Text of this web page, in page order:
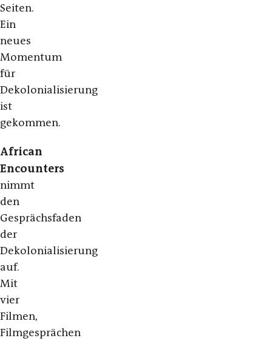
Seiten.
Ein
neues
Momentum
für
Dekolonialisierung
ist
gekommen.
African
Encounters
nimmt
den
Gesprächsfaden
der
Dekolonialisierung
auf.
Mit
vier
Filmen,
Filmgesprächen